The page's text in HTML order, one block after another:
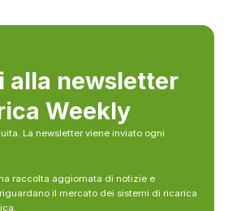
alla newsletter
Weekly
La newsletter viene inviato ogni
raccolta aggiornata di notizie e
il mercato dei sistemi di ricarica